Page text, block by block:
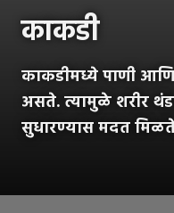
काकडी
काकडीमध्ये पाणी
असते. त्यामुळे शरीर
सुधारण्यास मदत